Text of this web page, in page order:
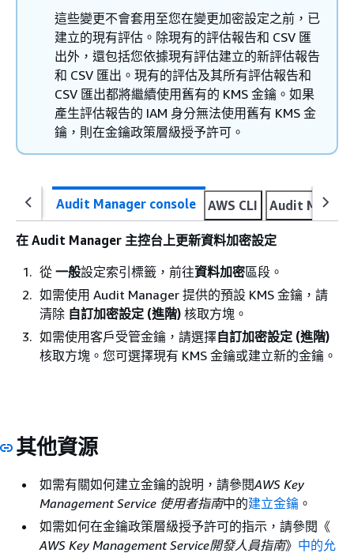
這些變更不會套用至您在變更加密設定之前，已
建立的現有評估。除現有的評估報告和 CSV 匯
出外，還包括您依據現有評估建立的新評估報告
和 CSV 匯出。現有的評估及其所有評估報告和
CSV 匯出都將繼續使用舊有的 KMS 金鑰。如果
產生評估報告的 IAM 身分無法使用舊有 KMS 金
鑰，則在金鑰政策層級授予許可。
Audit Manager console AWS CLI Audit
在 Audit Manager 主控台上更新資料加密設定
從 一般設定索引標籤，前往資料加密區段。
如需使用 Audit Manager 提供的預設 KMS 金鑰，請
清除 自訂加密設定 (進階) 核取方塊。
如需使用客戶受管金鑰，請選擇自訂加密設定 (進階)
核取方塊。您可選擇現有 KMS 金鑰或建立新的金鑰。
其他資源
如需有關如何建立金鑰的說明，請參閱AWS Key
Management Service 使用者指南中的建立金鑰 。
如需如何在金鑰政策層級授予許可的指示，請參閱《
AWS Key Management Service開發人員指南》 中的允